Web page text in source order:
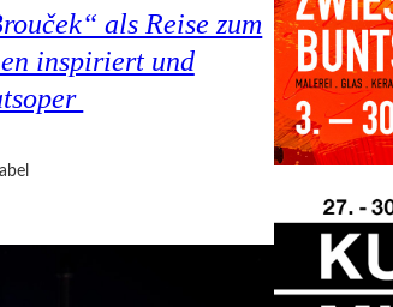
als Reise zum
inspiriert und